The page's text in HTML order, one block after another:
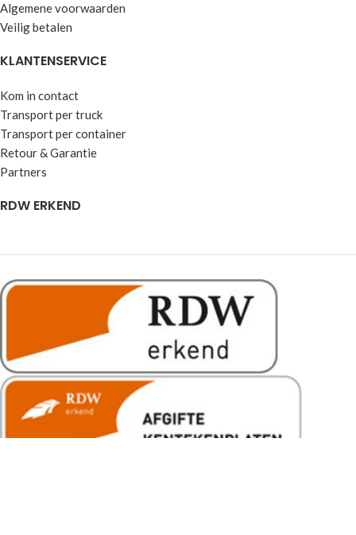
Algemene voorwaarden
Veilig betalen
KLANTENSERVICE
Kom in contact
Transport per truck
Transport per container
Retour & Garantie
Partners
RDW ERKEND